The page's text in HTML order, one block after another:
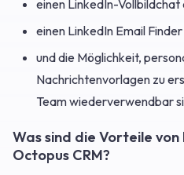
einen LinkedIn-
einen LinkedIn Email
und die Möglichkeit,
Nachrichtenvorlagen zu
Team wiederverwendbar
Was sind die Vorteile
Octopus CRM?